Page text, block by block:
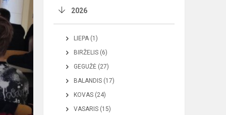
2026
LIEPA (1)
BIRŽELIS (6)
GEGUŽĖ (27)
BALANDIS (17)
KOVAS (24)
VASARIS (15)